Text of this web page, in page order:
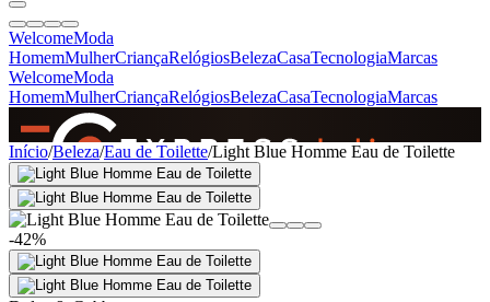
WelcomeModa
HomemMulherCriançaRelógiosBelezaCasaTecnologiaMarcas
WelcomeModa
HomemMulherCriançaRelógiosBelezaCasaTecnologiaMarcas
SINCE 2005
+de 36.000 reviews
Início/Beleza/Eau de Toilette/Light Blue Homme Eau de Toilette
-42%